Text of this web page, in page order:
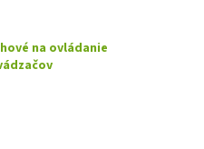
na ovládanie